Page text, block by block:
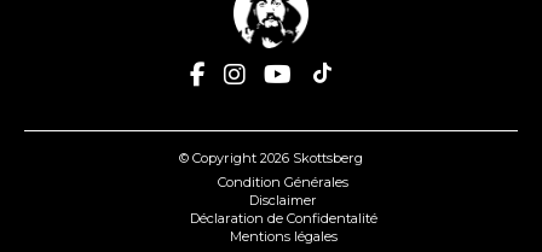
© Copyright 2026 Skottsberg
Condition Générales
Disclaimer
Déclaration de Confidentalité
Mentions légales